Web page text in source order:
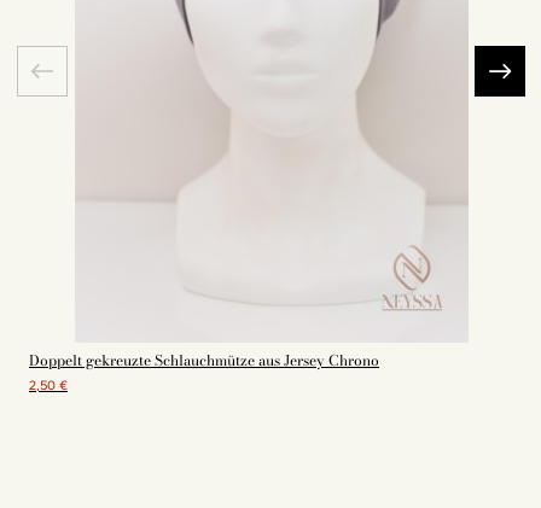
Doppelt gekreuzte Schlauchmütze aus Jersey Chrono
2,50 €